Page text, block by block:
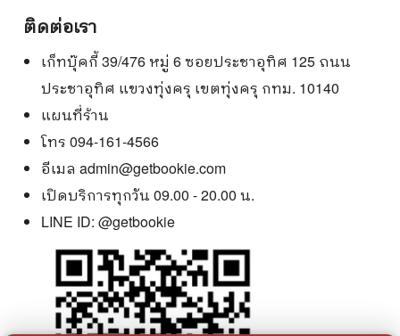
ติดต่อเรา
เก็ทบุ๊คกี้ 39/476 หมู่ 6 ซอยประชาอุทิศ 125 ถนน
ประชาอุทิศ แขวงทุ่งครุ เขตทุ่งครุ กทม. 10140
แผนที่ร้าน
โทร 094-161-4566
อีเมล admin@getbookie.com
เปิดบริการทุกวัน 09.00 - 20.00 น.
LINE ID: @getbookie